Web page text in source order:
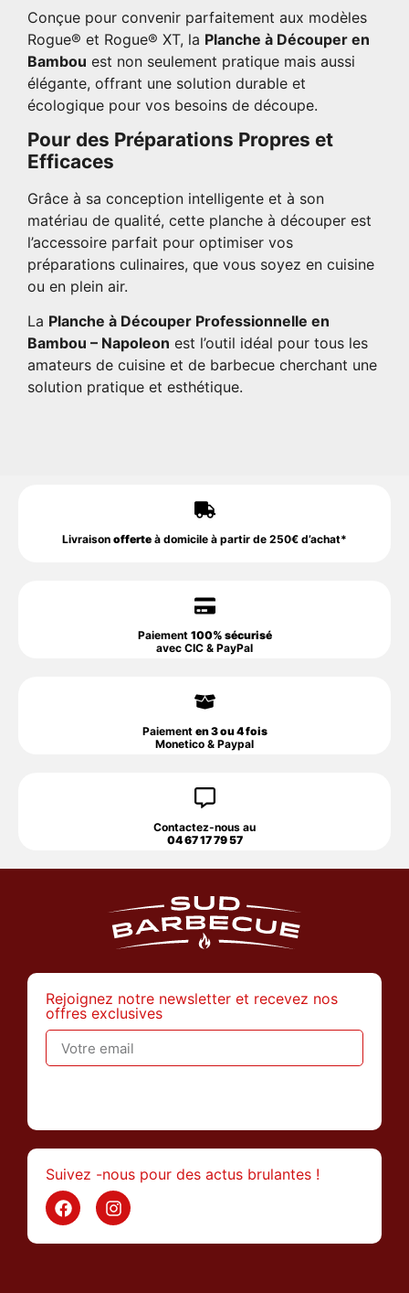
Conçue pour convenir parfaitement aux modèles
Rogue® et Rogue® XT, la Planche à Découper en
Bambou est non seulement pratique mais aussi
élégante, offrant une solution durable et
écologique pour vos besoins de découpe.
Pour des Préparations Propres et
Efficaces
Grâce à sa conception intelligente et à son
matériau de qualité, cette planche à découper est
l’accessoire parfait pour optimiser vos
préparations culinaires, que vous soyez en cuisine
ou en plein air.
La Planche à Découper Professionnelle en
Bambou – Napoleon est l’outil idéal pour tous les
amateurs de cuisine et de barbecue cherchant une
solution pratique et esthétique.
Livraison offerte à domicile à partir de 250€ d’achat*
Paiement 100% sécurisé
avec CIC & PayPal
Paiement en 3 ou 4 fois
Monetico & Paypal
Contactez-nous au
04 67 17 79 57
Rejoignez notre newsletter et recevez nos
offres exclusives
Suivez -nous pour des actus brulantes !